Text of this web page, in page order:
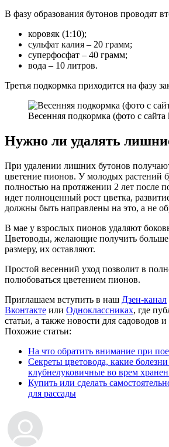
В фазу образования бутонов проводят
коровяк (1:10);
сульфат калия – 20 грамм;
суперфосфат – 40 грамм;
вода – 10 литров.
Третья подкормка приходится на фазу
Весенняя подкормка (фото с сайта
Нужно ли удалять
При удалении лишних бутонов
цветение пионов. У молодых растений
полностью на протяжении 2 лет после
идет полноценный рост цветка,
должны быть направлены на это, а не
В мае у взрослых пионов удаляют
Цветоводы, желающие получить
размеру, их оставляют.
Простой весенний уход позволит в
полюбоваться цветением пионов.
Приглашаем вступить в наш Дзен-канал
Вконтакте или Одноклассниках, где
статьи, а также новости для садоводов
Похожие статьи:
На что обратить внимание при
Секреты цветовода, какие
клубнелуковичные во врем
Купить или сделать
для рассады